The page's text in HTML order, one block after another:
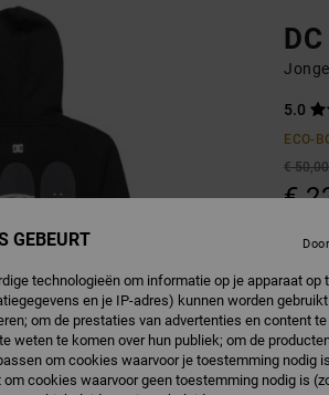
5.0
ECO-
€ 50,00
€
Kleur
GEBEURT
technologieën om informatie op je apparaat op
en je IP-adres) kunnen worden
om de prestaties van advertenties en content
weten te komen over hun publiek; om de
om cookies waarvoor je toestemming nodig
cookies waarvoor geen toestemming nodig is